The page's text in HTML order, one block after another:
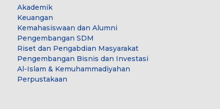
Akademik
Keuangan
Kemahasiswaan dan Alumni
Pengembangan SDM
Riset dan Pengabdian Masyarakat
Pengembangan Bisnis dan Investasi
Al-Islam & Kemuhammadiyahan
Perpustakaan